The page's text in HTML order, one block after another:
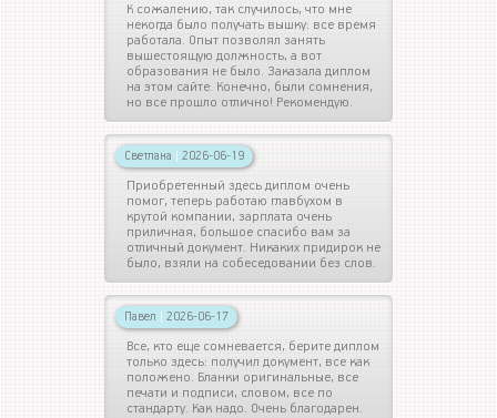
К сожалению, так случилось, что мне
некогда было получать вышку: все время
работала. Опыт позволял занять
вышестоящую должность, а вот
образования не было. Заказала диплом
на этом сайте. Конечно, были сомнения,
но все прошло отлично! Рекомендую.
Светлана | 2026-06-19
Приобретенный здесь диплом очень
помог, теперь работаю главбухом в
крутой компании, зарплата очень
приличная, большое спасибо вам за
отличный документ. Никаких придирок не
было, взяли на собеседовании без слов.
Павел | 2026-06-17
Все, кто еще сомневается, берите диплом
только здесь: получил документ, все как
положено. Бланки оригинальные, все
печати и подписи, словом, все по
стандарту. Как надо. Очень благодарен.